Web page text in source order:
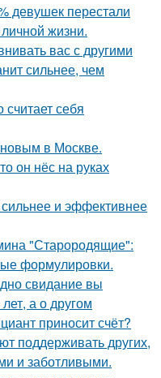
девушек перестали
жизни.
вас с другими
сильнее, чем
себя
в Москве.
он нёс на руках
и эффективнее
"Старородящие":
формулировки.
свидание вы
а о другом
приносит счёт?
поддерживать других,
и заботливыми.